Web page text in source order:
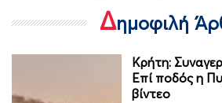
Δημοφιλή
Κρήτη:
Επί ποδός η
βίντεο